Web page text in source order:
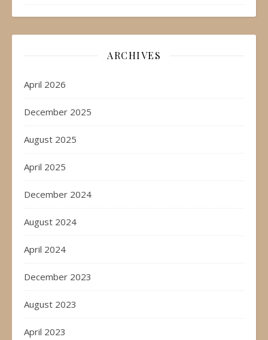
ARCHIVES
April 2026
December 2025
August 2025
April 2025
December 2024
August 2024
April 2024
December 2023
August 2023
April 2023